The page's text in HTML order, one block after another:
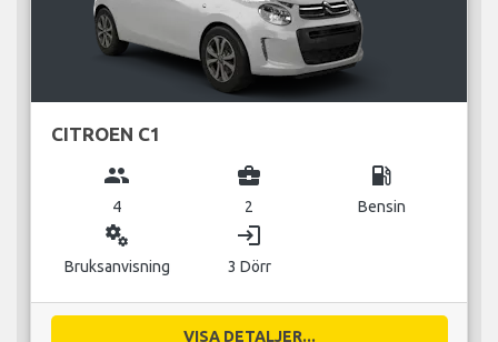
CITROEN C1
group
4
business_center
2
local_gas_station
Bensin
miscellaneous_services
Bruksanvisning
login
3 Dörr
VISA DETALJER...